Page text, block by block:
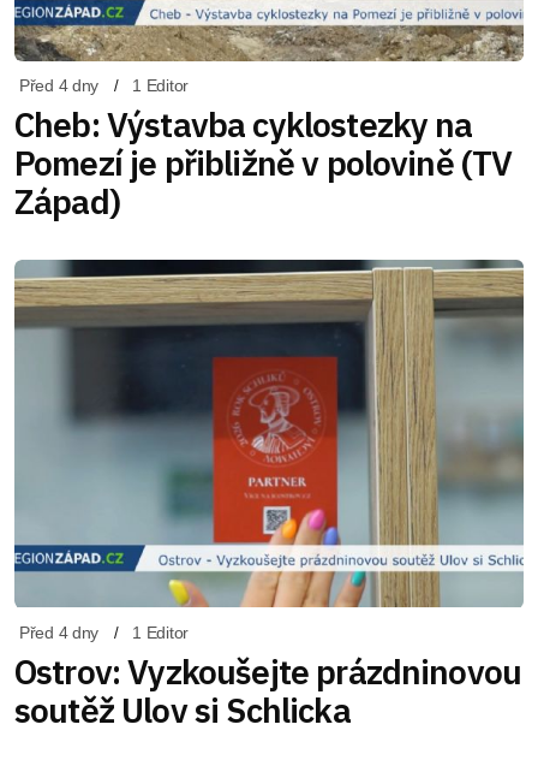
Před 4 dny 1 Editor
Cheb: Výstavba cyklostezky na
Pomezí je přibližně v polovině (TV
Západ)
Před 4 dny 1 Editor
Ostrov: Vyzkoušejte prázdninovou
soutěž Ulov si Schlicka